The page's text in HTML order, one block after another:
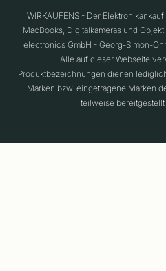
WIRKAUFENS - Der
MacBooks, Digitalkameras und
electronics GmbH - Georg-Simon-
Alle auf dieser Webseite
Produktbezeichnungen dienen
Marken bzw. eingetragene Marken
teilweise bereitgestellt